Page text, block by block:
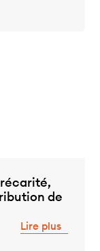
de
Lire plus